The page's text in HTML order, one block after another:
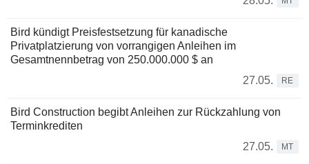
Bird kündigt Preisfestsetzung für kanadische
Privatplatzierung von vorrangigen Anleihen im
Gesamtnennbetrag von 250.000.000 $ an
27.05.
RE
Bird Construction begibt Anleihen zur Rückzahlung von
Terminkrediten
27.05.
MT